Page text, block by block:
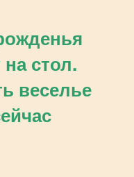
стол.
веселье